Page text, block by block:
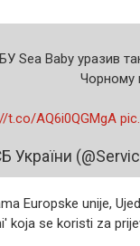
Sea Baby уразив
Чорному
t.co/AQ6i0QGMgA
України
Europske unije,
koja se koristi za